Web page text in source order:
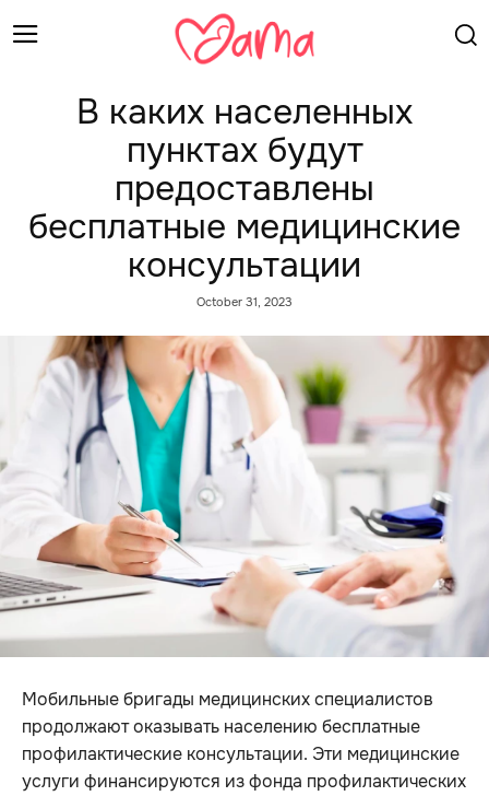
В каких населенных
пунктах будут
предоставлены
бесплатные медицинские
консультации
October 31, 2023
Мобильные бригады медицинских специалистов
продолжают оказывать населению бесплатные
профилактические консультации. Эти медицинские
услуги финансируются из фонда профилактических